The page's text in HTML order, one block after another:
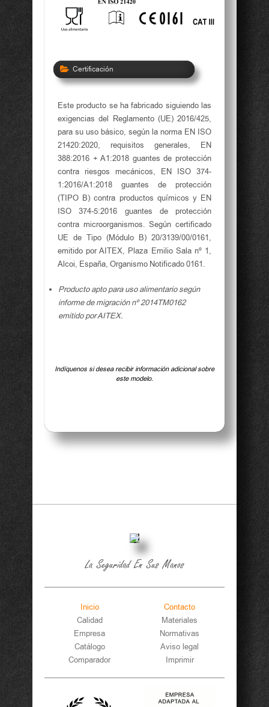
Certificación
Este producto se ha fabricado siguiendo las
exigencias del Reglamento (UE) 2016/425,
para su uso básico, según la norma EN ISO
21420:2020, requisitos generales, EN
388:2016 + A1:2018 guantes de protección
contra riesgos mecánicos, EN ISO 374-
1:2016/A1:2018 guantes de protección
(TIPO B) contra productos químicos y EN
ISO 374-5:2016 guantes de protección
contra microorganismos. Según certificado
UE de Tipo (Módulo B) 20/3139/00/0161,
emitido por AITEX, Plaza Emilio Sala nº 1,
Alcoi, España, Organismo Notificado 0161.
Producto apto para uso alimentario según
informe de migración nº 2014TM0162
emitido por AITEX.
Indíquenos si desea recibir información adicional sobre
este modelo.
La Seguridad En Sus Manos
Inicio
Calidad
Empresa
Catálogo
Comparador
Contacto
Materiales
Normativas
Aviso legal
Imprimir